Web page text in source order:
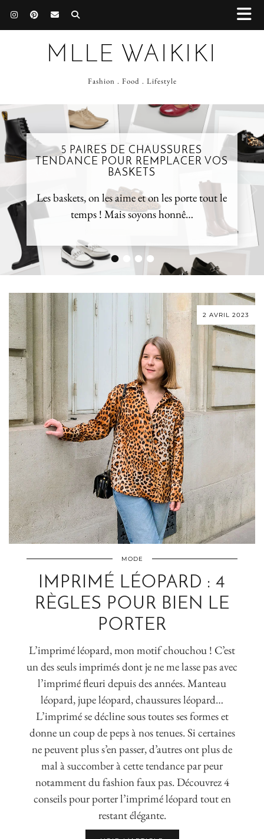
MLLE WAIKIKI
Fashion . Food . Lifestyle
••••
5 PAIRES DE CHAUSSURES
TENDANCE POUR REMPLACER VOS
BASKETS
Les baskets, on les aime et on les porte tout le
temps ! Mais soyons honnê…
2 AVRIL 2023
MODE
IMPRIMÉ LÉOPARD : 4
RÈGLES POUR BIEN LE
PORTER
L’imprimé léopard, mon motif chouchou ! C’est
un des seuls imprimés dont je ne me lasse pas avec
l’imprimé fleuri depuis des années. Manteau
léopard, jupe léopard, chaussures léopard…
L’imprimé se décline sous toutes ses formes et
donne un coup de peps à nos tenues. Si certaines
ne peuvent plus s’en passer, d’autres ont plus de
mal à succomber à cette tendance par peur
notamment du fashion faux pas. Découvrez 4
conseils pour porter l’imprimé léopard tout en
restant élégante.